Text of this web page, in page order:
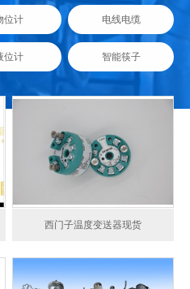
位计 电线电缆
位计 智能筷子
西门子温度变送器现货